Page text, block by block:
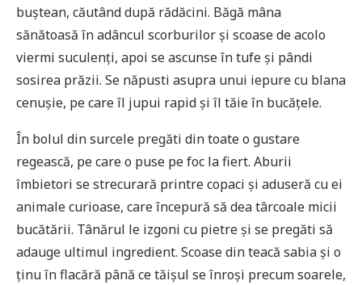
buștean, căutând după rădăcini. Băgă mâna
sănătoasă în adâncul scorburilor și scoase de acolo
viermi suculenți, apoi se ascunse în tufe și pândi
sosirea prăzii. Se năpusti asupra unui iepure cu blana
cenușie, pe care îl jupui rapid și îl tăie în bucățele.
În bolul din surcele pregăti din toate o gustare
regească, pe care o puse pe foc la fiert. Aburii
îmbietori se strecurară printre copaci și aduseră cu ei
animale curioase, care începură să dea târcoale micii
bucătării. Tânărul le izgoni cu pietre și se pregăti să
adauge ultimul ingredient. Scoase din teacă sabia și o
ținu în flacără până ce tăișul se înroși precum soarele,